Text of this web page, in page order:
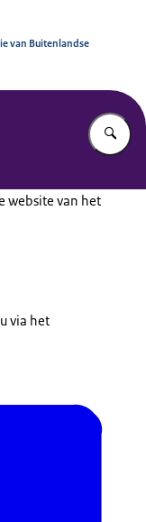
van Buitenlandse
website van het
via het